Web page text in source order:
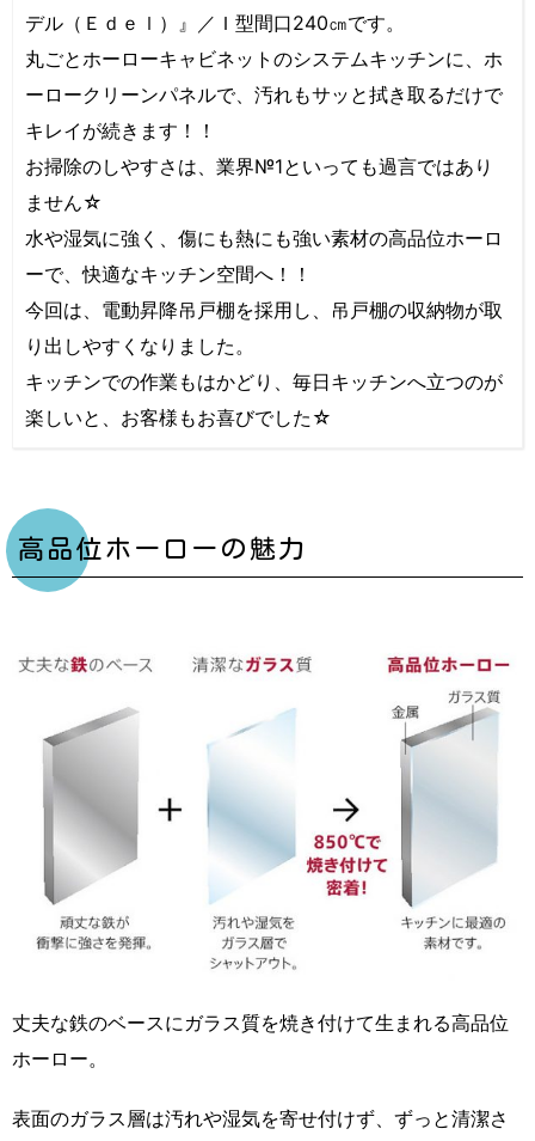
デル（Ｅｄｅｌ）』／Ｉ型間口240㎝です。
丸ごとホーローキャビネットのシステムキッチンに、ホ
ーロークリーンパネルで、汚れもサッと拭き取るだけで
キレイが続きます！！
お掃除のしやすさは、業界№1といっても過言ではあり
ません☆
水や湿気に強く、傷にも熱にも強い素材の高品位ホーロ
ーで、快適なキッチン空間へ！！
今回は、電動昇降吊戸棚を採用し、吊戸棚の収納物が取
り出しやすくなりました。
キッチンでの作業もはかどり、毎日キッチンへ立つのが
楽しいと、お客様もお喜びでした☆
高品位ホーローの魅力
丈夫な鉄のベースにガラス質を焼き付けて生まれる高品位
ホーロー。
表面のガラス層は汚れや湿気を寄せ付けず、ずっと清潔さ